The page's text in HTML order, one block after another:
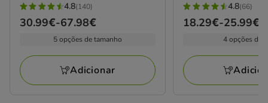
4.8
estrelas
140
avaliações
4.8(140)
Preço
a
67.98€
30.99€-67.98€
5 opções de tamanho
Adicionar
4.8
estrelas
66
avaliações
4.8(66)
Preço
a
25.99€
18.29€-25.99€
4 opções de